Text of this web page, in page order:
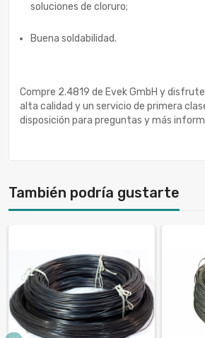
soluciones de cloruro;
Buena soldabilidad.
Compre 2.4819 de Evek GmbH y
alta calidad y un servicio de primera
disposición para preguntas y más
También podría gustarte